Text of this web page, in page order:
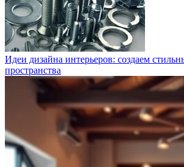
Идеи дизайна интерьеров: создаем
пространства